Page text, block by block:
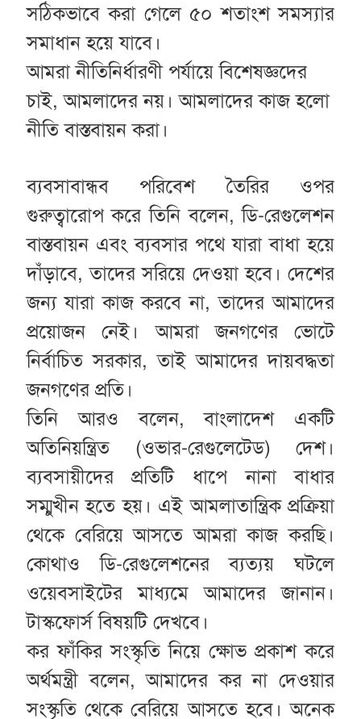
সঠিকভাবে করা গেলে ৫০ শতাংশ সমস্যার
সমাধান হয়ে যাবে।
আমরা নীতিনির্ধারণী পর্যায়ে বিশেষজ্ঞদের
চাই, আমলাদের নয়। আমলাদের কাজ হলো
নীতি বাস্তবায়ন করা।
ব্যবসাবান্ধব পরিবেশ তৈরির ওপর
গুরুত্বারোপ করে তিনি বলেন, ডি-রেগুলেশন
বাস্তবায়ন এবং ব্যবসার পথে যারা বাধা হয়ে
দাঁড়াবে, তাদের সরিয়ে দেওয়া হবে। দেশের
জন্য যারা কাজ করবে না, তাদের আমাদের
প্রয়োজন নেই। আমরা জনগণের ভোটে
নির্বাচিত সরকার, তাই আমাদের দায়বদ্ধতা
জনগণের প্রতি।
তিনি আরও বলেন, বাংলাদেশ একটি
অতিনিয়ন্ত্রিত (ওভার-রেগুলেটেড) দেশ।
ব্যবসায়ীদের প্রতিটি ধাপে নানা বাধার
সম্মুখীন হতে হয়। এই আমলাতান্ত্রিক প্রক্রিয়া
থেকে বেরিয়ে আসতে আমরা কাজ করছি।
কোথাও ডি-রেগুলেশনের ব্যত্যয় ঘটলে
ওয়েবসাইটের মাধ্যমে আমাদের জানান।
টাস্কফোর্স বিষয়টি দেখবে।
কর ফাঁকির সংস্কৃতি নিয়ে ক্ষোভ প্রকাশ করে
অর্থমন্ত্রী বলেন, আমাদের কর না দেওয়ার
সংস্কৃতি থেকে বেরিয়ে আসতে হবে। অনেক